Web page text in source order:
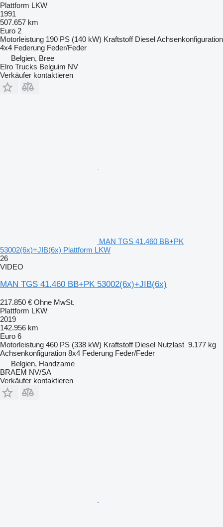
Plattform LKW
1991
507.657 km
Euro 2
Motorleistung 190 PS (140 kW) Kraftstoff DieselAchsenkonfiguration
4x4 Federung Feder/Feder
Belgien, Bree
Elro Trucks Belguim NV
Verkäufer kontaktieren
MAN TGS 41.460 BB+PK
53002(6x)+JIB(6x) Plattform LKW
26
VIDEO
MAN TGS 41.460 BB+PK 53002(6x)+JIB(6x)
217.850 € Ohne MwSt.
Plattform LKW
2019
142.956 km
Euro 6
Motorleistung 460 PS (338 kW) Kraftstoff Diesel Nutzlast 9.177 kg
Achsenkonfiguration 8x4 Federung Feder/Feder
Belgien, Handzame
BRAEM NV/SA
Verkäufer kontaktieren